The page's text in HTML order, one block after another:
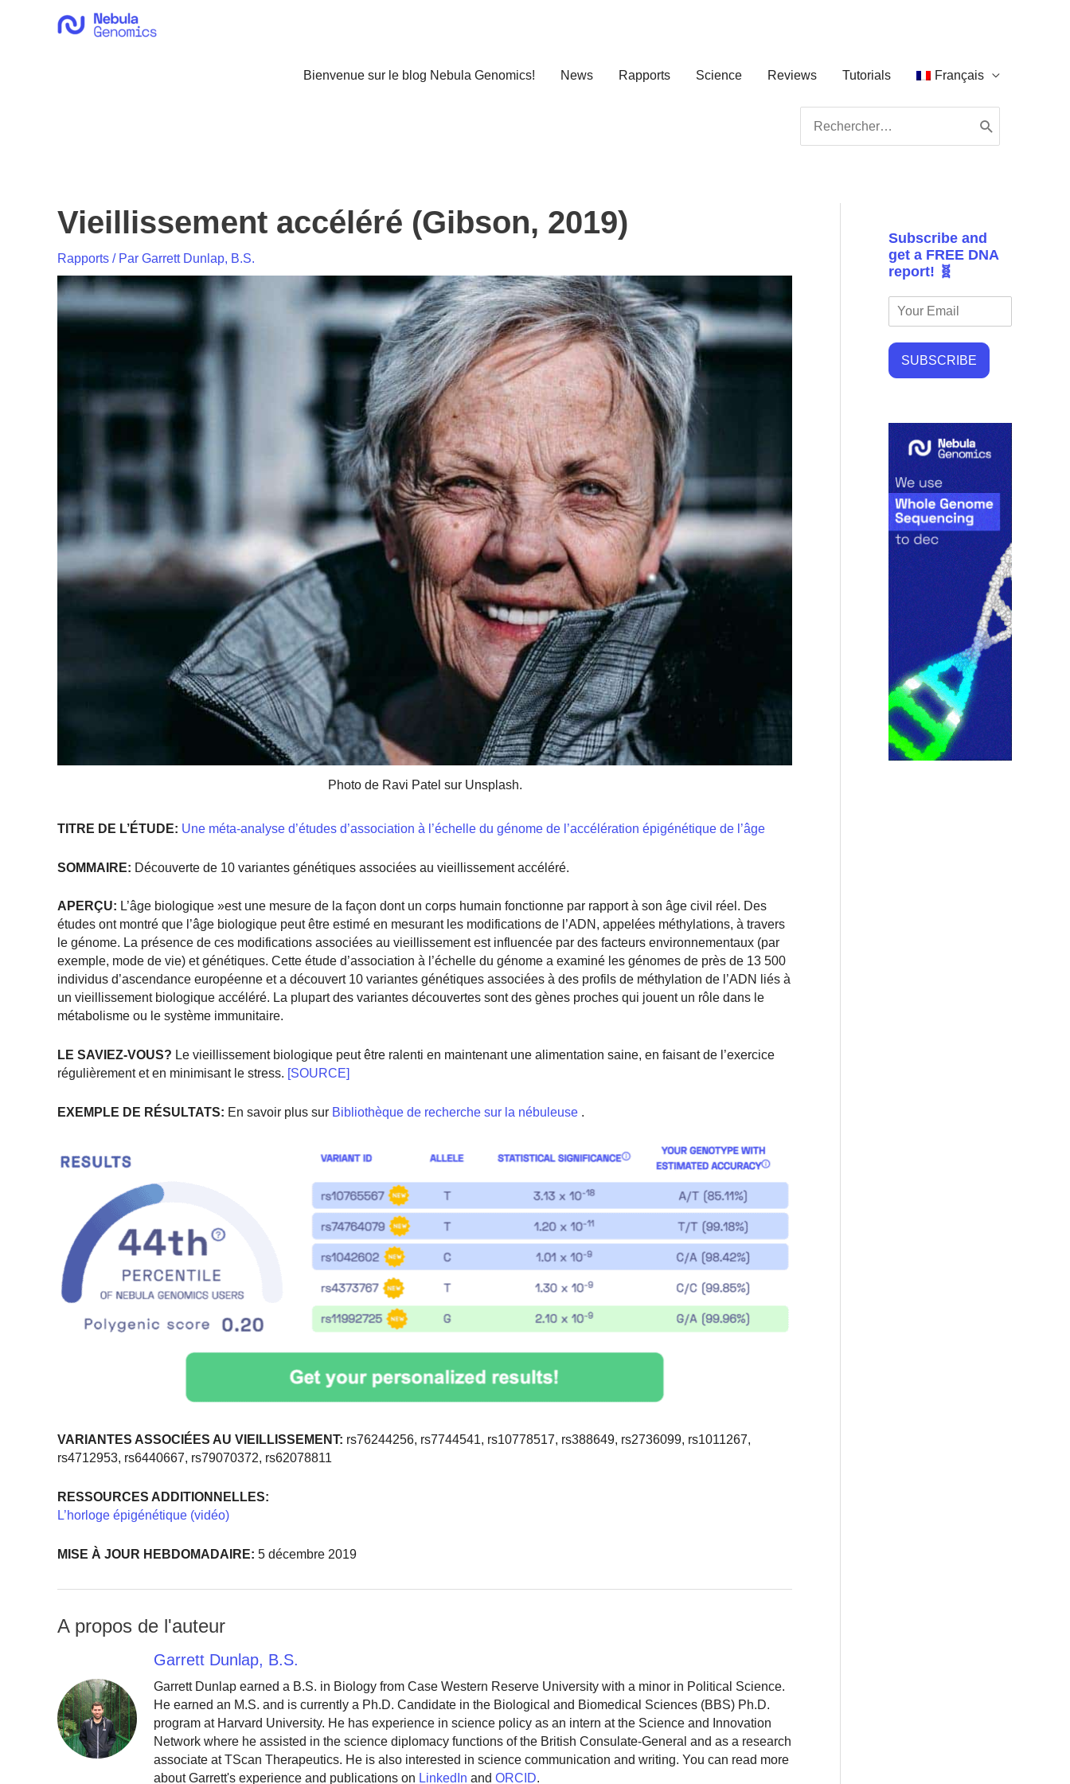
Bienvenue sur le blog Nebula Genomics! News Rapports Science Reviews Tutorials Français
for:
Vieillissement accéléré (Gibson, 2019)
Rapports / Par Garrett Dunlap, B.S.
Photo de Ravi Patel sur Unsplash.
TITRE DE L’ÉTUDE: Une méta-analyse d’études d’association à l’échelle du génome de l’accélération épigénétique de l’âge
SOMMAIRE: Découverte de 10 variantes génétiques associées au vieillissement accéléré.
APERÇU: L’âge biologique »est une mesure de la façon dont un corps humain fonctionne par rapport à son âge civil réel. Des
études ont montré que l’âge biologique peut être estimé en mesurant les modifications de l’ADN, appelées méthylations, à travers
le génome. La présence de ces modifications associées au vieillissement est influencée par des facteurs environnementaux (par
exemple, mode de vie) et génétiques. Cette étude d’association à l’échelle du génome a examiné les génomes de près de 13 500
individus d’ascendance européenne et a découvert 10 variantes génétiques associées à des profils de méthylation de l’ADN liés à
un vieillissement biologique accéléré. La plupart des variantes découvertes sont des gènes proches qui jouent un rôle dans le
métabolisme ou le système immunitaire.
LE SAVIEZ-VOUS? Le vieillissement biologique peut être ralenti en maintenant une alimentation saine, en faisant de l’exercice
régulièrement et en minimisant le stress. [SOURCE]
EXEMPLE DE RÉSULTATS: En savoir plus sur Bibliothèque de recherche sur la nébuleuse .
VARIANTES ASSOCIÉES AU VIEILLISSEMENT: rs76244256, rs7744541, rs10778517, rs388649, rs2736099, rs1011267,
rs4712953, rs6440667, rs79070372, rs62078811
RESSOURCES ADDITIONNELLES:
L’horloge épigénétique (vidéo)
MISE À JOUR HEBDOMADAIRE: 5 décembre 2019
A propos de l'auteur
Garrett Dunlap, B.S.
Garrett Dunlap earned a B.S. in Biology from Case Western Reserve University with a minor in Political Science.
He earned an M.S. and is currently a Ph.D. Candidate in the Biological and Biomedical Sciences (BBS) Ph.D.
program at Harvard University. He has experience in science policy as an intern at the Science and Innovation
Network where he assisted in the science diplomacy functions of the British Consulate-General and as a research
associate at TScan Therapeutics. He is also interested in science communication and writing. You can read more
about Garrett's experience and publications on LinkedIn andORCID.
Subscribe and
get a FREE DNA
report! 🧬
SUBSCRIBE